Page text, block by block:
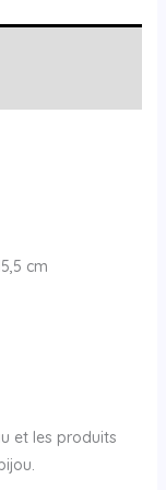
cm
et les produits